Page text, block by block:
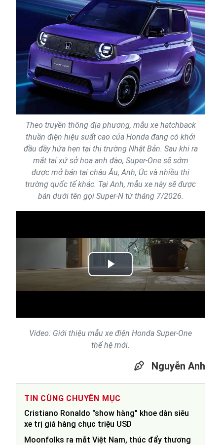
Theo truyền thông địa phương, mẫu xe hatchback
thuần điện hiệu suất cao của Honda đang có khởi
đầu đầy hứa hẹn tại thị trường Nhật Bản. Sau khi ra
mắt tại xứ sở hoa anh đào, Super-One sẽ sớm
được mở bán tại châu Âu, Anh, Úc và nhiều thị
trường quốc tế khác. Tại Anh, mẫu xe này sẽ được
bán dưới tên gọi Super-N từ tháng 7/2026.
Play
Video: Giới thiệu mẫu xe điện Honda Super-One
thế hệ mới.
Nguyễn Anh
TIN CÙNG CHUYÊN MỤC
Cristiano Ronaldo "show hàng" khoe dàn siêu
xe trị giá hàng chục triệu USD
Moonfolks ra mắt Việt Nam, thúc đẩy thương